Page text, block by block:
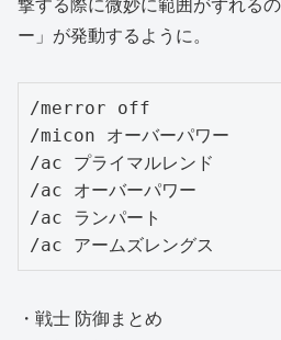
ー」が発動するように。
/merror off
/micon オーバーパワー
/ac プライマルレンド
/ac オーバーパワー
/ac ランパート
/ac アームズレングス
・戦士 防御まとめ